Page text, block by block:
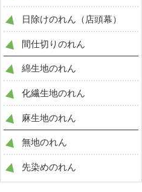
日除けのれん（店頭幕）
間仕切りのれん
綿生地のれん
化繊生地のれん
麻生地のれん
無地のれん
先染めのれん